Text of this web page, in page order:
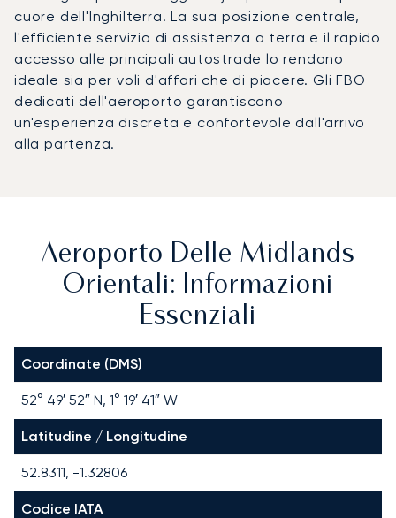
cuore dell'Inghilterra. La sua posizione centrale,
l'efficiente servizio di assistenza a terra e il rapido
accesso alle principali autostrade lo rendono
ideale sia per voli d'affari che di piacere. Gli FBO
dedicati dell'aeroporto garantiscono
un'esperienza discreta e confortevole dall'arrivo
alla partenza.
Aeroporto Delle Midlands
Orientali: Informazioni
Essenziali
Coordinate (DMS)
52° 49′ 52″ N, 1° 19′ 41″ W
Latitudine / Longitudine
52.8311, -1.32806
Codice IATA